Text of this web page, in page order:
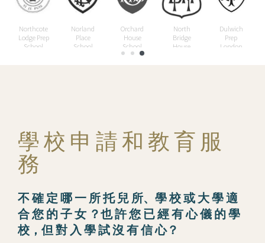
Dulwich
London
Northcote
Lodge Prep
School
Norland
Place
School
Orchard
House
School
North
Bridge
House
學 校 申 請 和 教 育 服
務
不 確 定 哪 一 所 托 兒 所、學 校 或 大 學 適
合 您 的 子 女 ？也 許 您 已 經 有 心 儀 的 學
校，但 對 入 學 試 沒 有 信 心？